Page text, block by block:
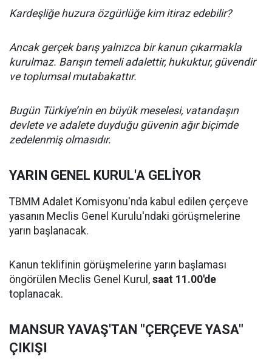
Kardeşliğe huzura özgürlüğe kim itiraz edebilir?
Ancak gerçek barış yalnızca bir kanun çıkarmakla
kurulmaz. Barışın temeli adalettir, hukuktur, güvendir
ve toplumsal mutabakattır.
Bugün Türkiye’nin en büyük meselesi, vatandaşın
devlete ve adalete duyduğu güvenin ağır biçimde
zedelenmiş olmasıdır.
YARIN GENEL KURUL'A GELİYOR
TBMM Adalet Komisyonu'nda kabul edilen çerçeve
yasanın Meclis Genel Kurulu'ndaki görüşmelerine
yarın başlanacak.
Kanun teklifinin görüşmelerine yarın başlaması
öngörülen Meclis Genel Kurul, saat 11.00'de
toplanacak.
MANSUR YAVAŞ'TAN "ÇERÇEVE YASA"
ÇIKIŞI